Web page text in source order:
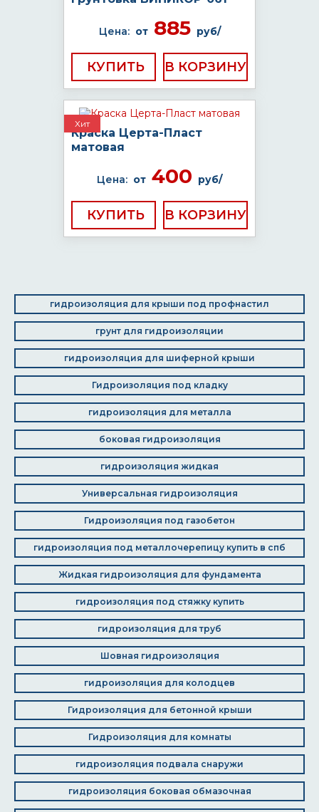
Цена: от885 руб/
КУПИТЬ
Хит
Краска Церта-Пласт
матовая
Цена: от 400 руб/
КУПИТЬ
гидроизоляция для крыши под профнастил
грунт для гидроизоляции
гидроизоляция для шиферной крыши
Гидроизоляция под кладку
гидроизоляция для металла
боковая гидроизоляция
гидроизоляция жидкая
Универсальная гидроизоляция
Гидроизоляция под газобетон
гидроизоляция под металлочерепицу купить в спб
Жидкая гидроизоляция для фундамента
гидроизоляция под стяжку купить
гидроизоляция для труб
Шовная гидроизоляция
гидроизоляция для колодцев
Гидроизоляция для бетонной крыши
Гидроизоляция для комнаты
гидроизоляция подвала снаружи
гидроизоляция боковая обмазочная